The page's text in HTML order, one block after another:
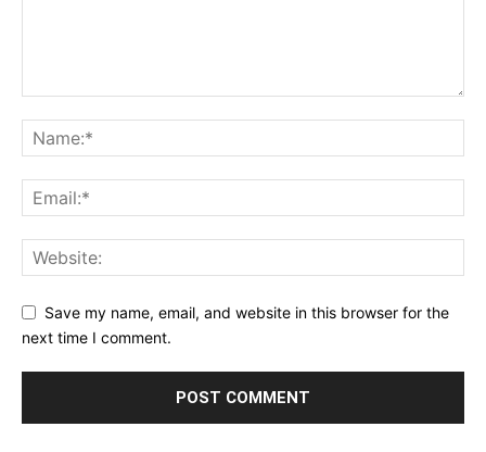
Save my name, email, and website in this browser for the
next time I comment.